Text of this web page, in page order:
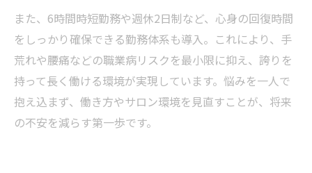
また、6時間時短勤務や週休2日制など、心身の回復時間
をしっかり確保できる勤務体系も導入。これにより、手
荒れや腰痛などの職業病リスクを最小限に抑え、誇りを
持って長く働ける環境が実現しています。悩みを一人で
抱え込まず、働き方やサロン環境を見直すことが、将来
の不安を減らす第一歩です。